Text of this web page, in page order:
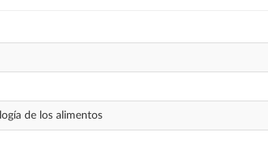
de los alimentos